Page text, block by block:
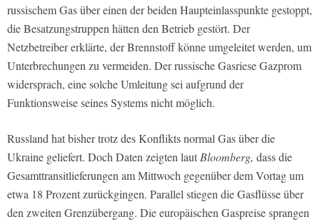
russischem Gas über einen der beiden Haupteinlasspunkte gestoppt,
die Besatzungstruppen hätten den Betrieb gestört. Der
Netzbetreiber erklärte, der Brennstoff könne umgeleitet werden, um
Unterbrechungen zu vermeiden. Der russische Gasriese Gazprom
widersprach, eine solche Umleitung sei aufgrund der
Funktionsweise seines Systems nicht möglich.
Russland hat bisher trotz des Konflikts normal Gas über die
Ukraine geliefert. Doch Daten zeigten lautBloomberg, dass die
Gesamttransitlieferungen am Mittwoch gegenüber dem Vortag um
etwa 18 Prozent zurückgingen. Parallel stiegen die Gasflüsse über
den zweiten Grenzübergang. Die europäischen Gaspreise sprangen